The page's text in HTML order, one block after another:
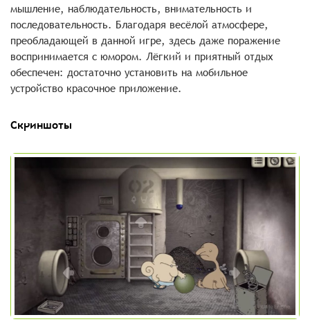
мышление, наблюдательность, внимательность и
последовательность. Благодаря весёлой атмосфере,
преобладающей в данной игре, здесь даже поражение
воспринимается с юмором. Лёгкий и приятный отдых
обеспечен: достаточно установить на мобильное
устройство красочное приложение.
Скриншоты